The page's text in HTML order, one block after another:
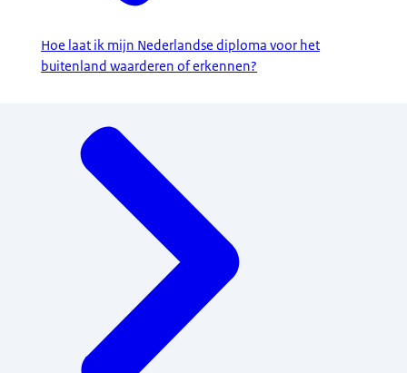
Hoe laat ik mijn Nederlandse diploma voor het
buitenland waarderen of erkennen?